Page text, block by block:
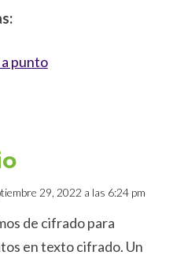
punto
29, 2022 a las 6:24 pm
de cifrado para
en texto cifrado. Un